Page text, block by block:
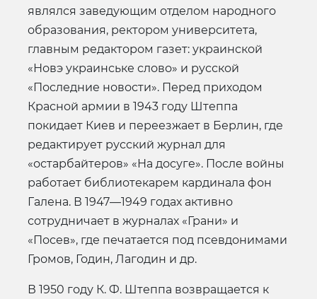
являлся заведующим отделом народного
образования, ректором университета,
главным редактором газет: украинской
«Новэ украинське слово» и русской
«Последние новости». Перед приходом
Красной армии в 1943 году Штеппа
покидает Киев и переезжает в Берлин, где
редактирует русский журнал для
«остарбайтеров» «На досуге». После войны
работает библиотекарем кардинала фон
Галена. В 1947—1949 годах активно
сотрудничает в журналах «Грани» и
«Посев», где печатается под псевдонимами
Громов, Годин, Лагодин и др.
В 1950 году К. Ф. Штеппа возвращается к